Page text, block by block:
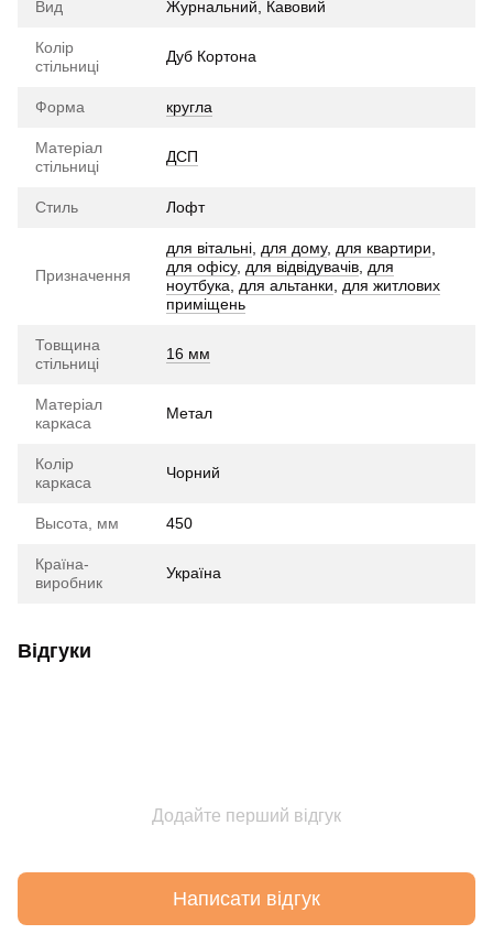
Вид Журнальний, Кавовий
Колір
стільниці
Дуб Кортона
Форма кругла
Матеріал
стільниці
ДСП
Стиль Лофт
Призначення
для вітальні, для дому, для квартири,
для офісу, для відвідувачів, для
ноутбука, для альтанки, для житлових
приміщень
Товщина
стільниці
16 мм
Матеріал
каркаса
Метал
Колір
каркаса
Чорний
Высота, мм 450
Країна-
виробник
Україна
Відгуки
Додайте перший відгук
Написати відгук